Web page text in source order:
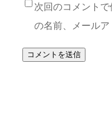
次回のコメント
の名前、メールア